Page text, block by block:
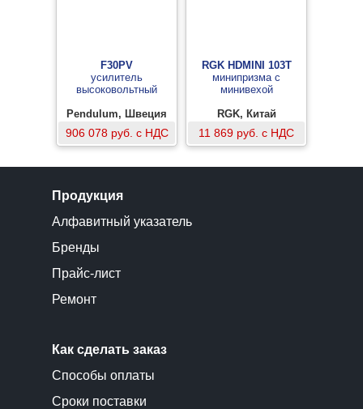
F30PV
усилитель
высоковольтный
Pendulum, Швеция
906 078 руб. с НДС
RGK HDMINI 103T
минипризма с
минивехой
RGK, Китай
11 869 руб. с НДС
Продукция
Алфавитный указатель
Бренды
Прайс-лист
Ремонт
Как сделать заказ
Способы оплаты
Сроки поставки